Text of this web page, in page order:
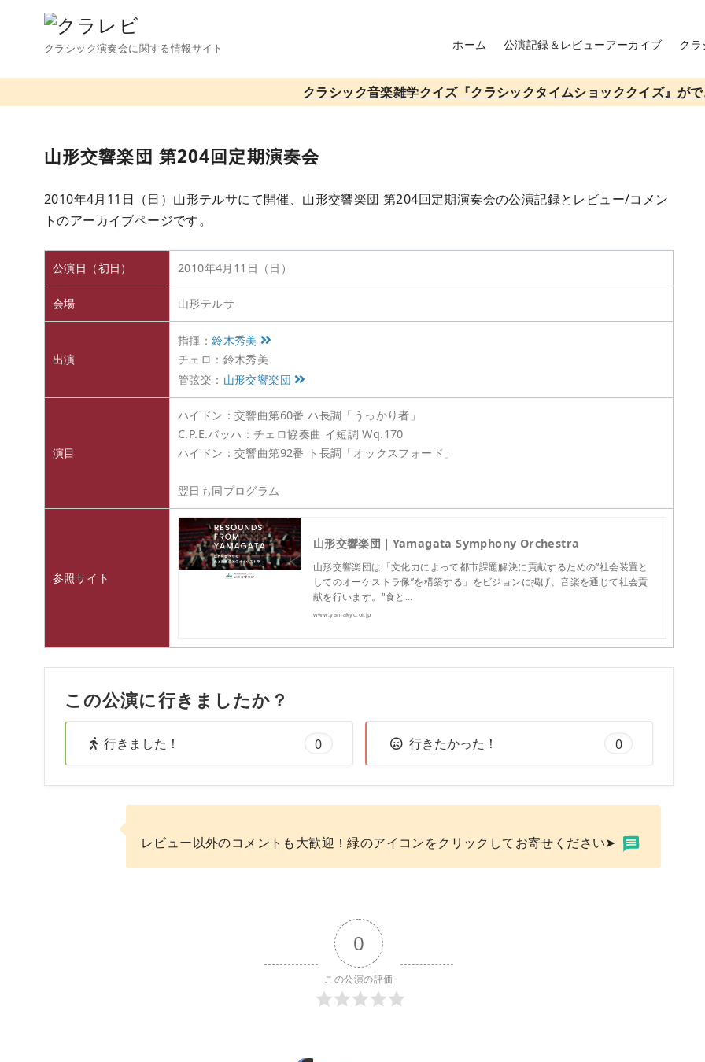
クラシック演奏会に関する情報サイト ホーム 公演記録＆レビューアーカイブ ク
クラシック音楽雑学クイズ『クラシックタイムショッククイズ』が
山形交響楽団 第204回定期演奏会
2010年4月11日（日）山形テルサにて開催、山形交響楽団 第204回定期演奏会の公演記録とレビュー/コメン
トのアーカイブページです。
公演日（初日） 2010年4月11日（日）
会場 山形テルサ
出演
指揮：鈴木秀美
チェロ：鈴木秀美
管弦楽： 山形交響楽団
演目
ハイドン：交響曲第60番 ハ長調「うっかり者」
C.P.E.バッハ：チェロ協奏曲 イ短調 Wq.170
ハイドン：交響曲第92番 ト長調「オックスフォード」
翌日も同プログラム
参照サイト
山形交響楽団｜Yamagata Symphony Orchestra
山形交響楽団は「⽂化⼒によって都市課題解決に貢献するための“社会装置と
してのオーケストラ像”を構築する」をビジョンに掲げ、音楽を通じて社会貢
献を行います。"食と…
www.yamakyo.or.jp
この公演に行きましたか？
行きました！ 0 行きたかった！ 0
レビュー以外のコメントも大歓迎！緑のアイコンをクリックしてお寄せください➤
0
この公演の評価